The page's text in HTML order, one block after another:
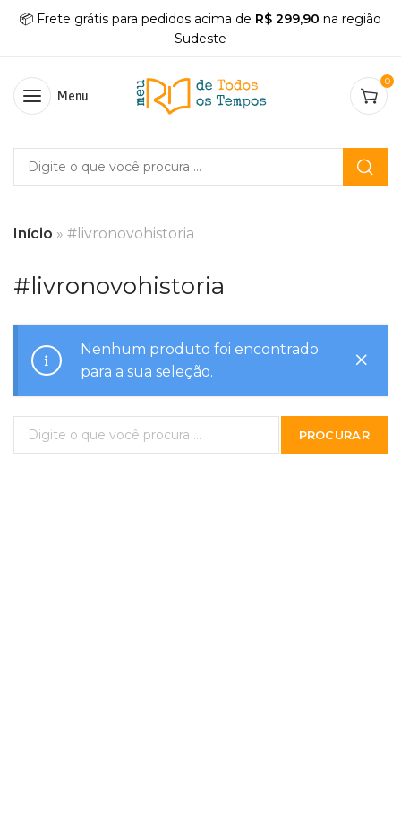
📦 Frete grátis para pedidos acima de R$ 299,90 na região
Sudeste
Menu
0
Início » #livronovohistoria
#livronovohistoria
Nenhum produto foi encontrado
para a sua seleção.
PROCURAR